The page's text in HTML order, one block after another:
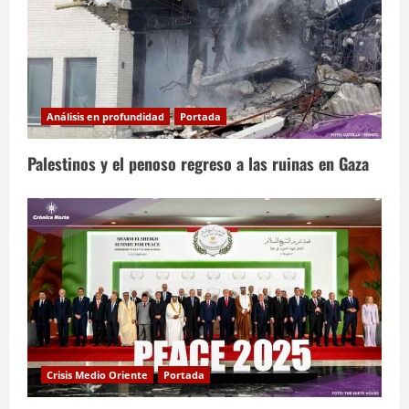
Análisis en profundidad Portada
Palestinos y el penoso regreso a las ruinas en Gaza
Crisis Medio Oriente Portada